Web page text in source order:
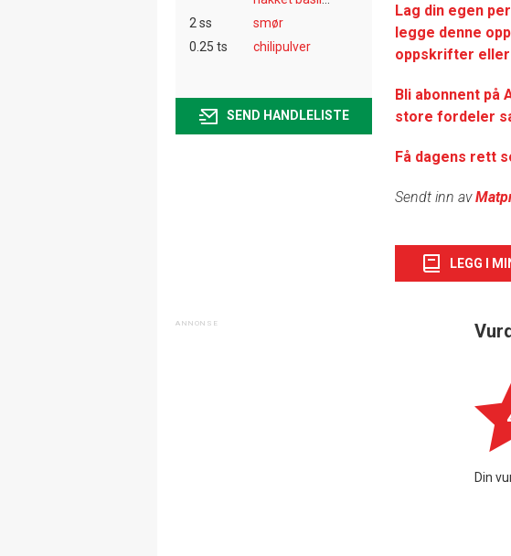
2 ss
smør
0.25 ts
chilipulver
SEND HANDLELISTE
Lag din egen
legge denne
oppskrifter eller
Bli abonnent på
store fordeler
Få dagens rett
Sendt inn av
LEGG I
Din